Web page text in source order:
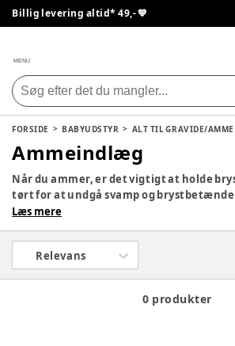
Billig levering altid* 49,- 💙
MENU
FORSIDE BABYUDSTYR ALT TIL GRAVIDE/
Ammeindlæg
Når du ammer, er det vigtigt at holde
tørt for at undgå svamp og
ammeindlæg være super effektive. Vi
Kig rundt på siden, og find den model,
og dit behov.
Læs mere
Relevans
0 produkter